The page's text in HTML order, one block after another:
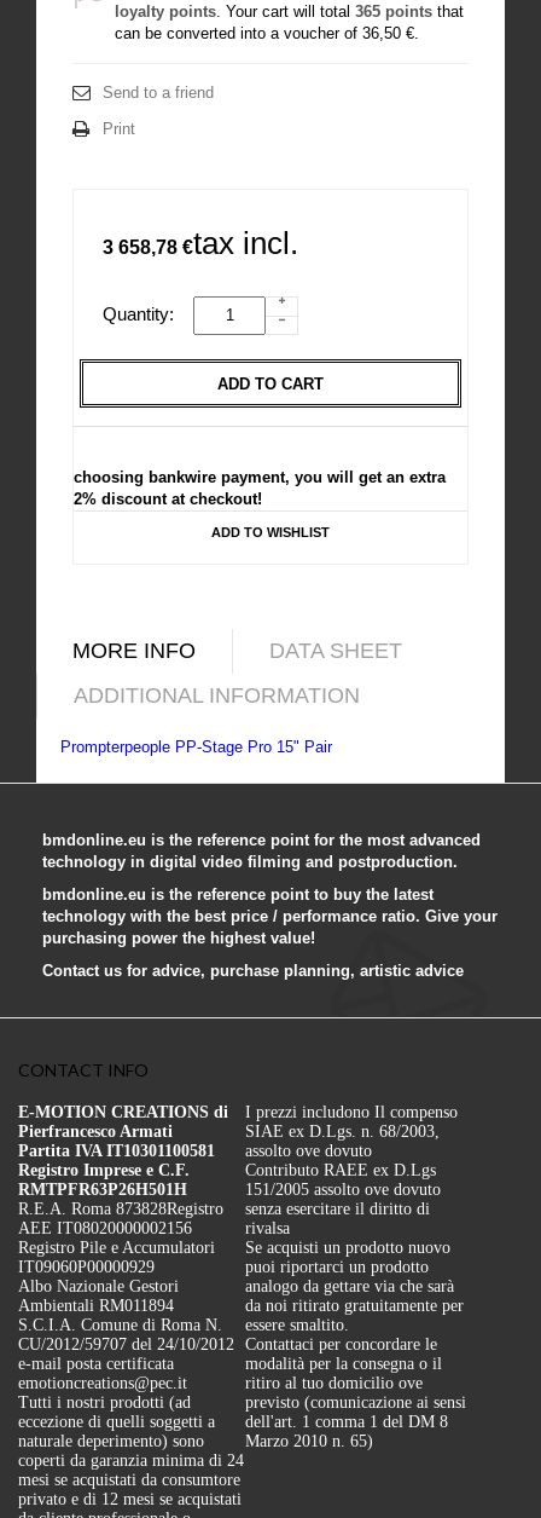
loyalty points . Your cart will total 365 points that
can be converted into a voucher of 36,50 €
Send to a friend
Print
3 658,78 €tax incl.
Quantity:
ADD TO CART
choosing bankwire payment, you will get an extra
2% discount at checkout!
ADD TO WISHLIST
MORE INFO
DATA SHEET
ADDITIONAL INFORMATION
Prompterpeople PP-Stage Pro 15" Pair
bmdonline.eu is the reference point for the most advanced
technology in digital video filming and postproduction.
bmdonline.eu is the reference point to buy the latest
technology with the best price / performance ratio. Give your
purchasing power the highest value!
Contact us for advice, purchase planning, artistic advice
CONTACT INFO
E-MOTION CREATIONS di
Pierfrancesco Armati
Partita IVA IT10301100581
Registro Imprese e C.F.
RMTPFR63P26H501H
R.E.A. Roma 873828Registro
AEE IT08020000002156
Registro Pile e Accumulatori
IT09060P00000929
Albo Nazionale Gestori
Ambientali RM011894
S.C.I.A. Comune di Roma N.
CU/2012/59707 del 24/10/2012
e-mail posta certificata
emotioncreations@pec.it
Tutti i nostri prodotti (ad
eccezione di quelli soggetti a
naturale deperimento) sono
coperti da garanzia minima di 24
mesi se acquistati da consumtore
privato e di 12 mesi se acquistati
I prezzi includono Il compenso
SIAE ex D.Lgs. n. 68/2003,
assolto ove dovuto
Contributo RAEE ex D.Lgs
151/2005 assolto ove dovuto
senza esercitare il diritto di
rivalsa
Se acquisti un prodotto nuovo
puoi riportarci un prodotto
analogo da gettare via che sarà
da noi ritirato gratuitamente per
essere smaltito.
Contattaci per concordare le
modalità per la consegna o il
ritiro al tuo domicilio ove
previsto (comunicazione ai sensi
dell'art. 1 comma 1 del DM 8
Marzo 2010 n. 65)